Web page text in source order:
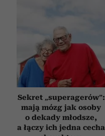
Sekret „superagerów”:
mają mózg jak osoby
o dekady młodsze,
a łączy ich jedna cecha